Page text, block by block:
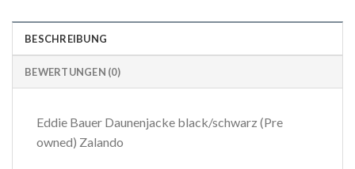
BESCHREIBUNG
BEWERTUNGEN (0)
Eddie Bauer Daunenjacke black/schwarz (Pre
owned) Zalando